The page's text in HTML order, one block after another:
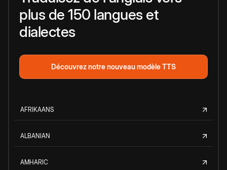
plus de 150 langues et
dialectes
Découvrez notre nouveau modèle TTS
AFRIKAANS
ALBANIAN
AMHARIC